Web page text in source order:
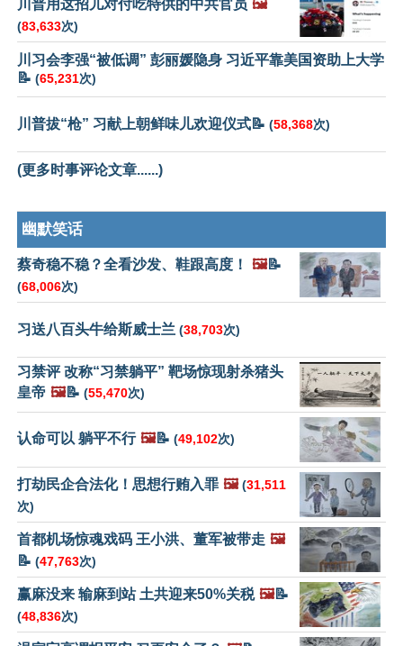
川普用这招儿对付吃特供的中共官员 🖼️
(83,633次)
川习会李强“被低调” 彭丽媛隐身 习近平靠美国资助上大学
📝 (65,231次)
川普拔“枪” 习献上朝鲜味儿欢迎仪式📝 (58,368次)
(更多时事评论文章......)
幽默笑话
蔡奇稳不稳？全看沙发、鞋跟高度！ 🖼️📝
(68,006次)
习送八百头牛给斯威士兰 (38,703次)
习禁评 改称“习禁躺平” 靶场惊现射杀猪头
皇帝 🖼️📝 (55,470次)
认命可以 躺平不行 🖼️📝 (49,102次)
打劫民企合法化！思想行贿入罪 🖼️ (31,511
次)
首都机场惊魂戏码 王小洪、董军被带走 🖼️
📝 (47,763次)
赢麻没来 输麻到站 土共迎来50%关税 🖼️📝
(48,836次)